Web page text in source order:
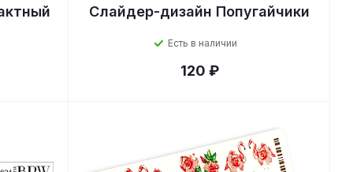
Слайдер-дизайн Попугайчики
Есть в наличии
120 ₽